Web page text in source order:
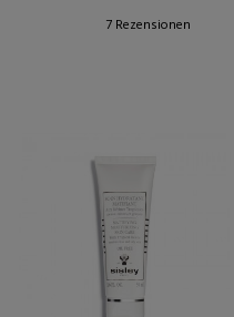
7 Rezensionen